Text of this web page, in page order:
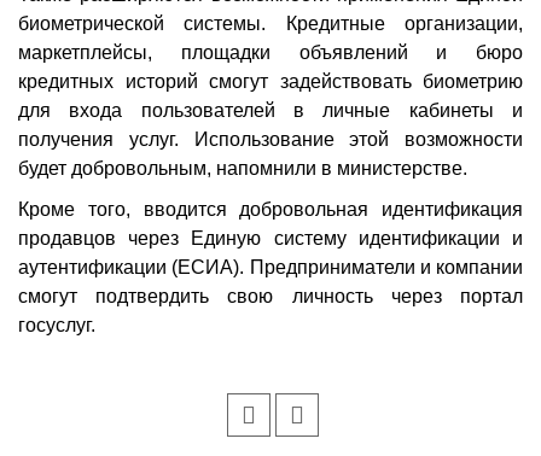
биометрической системы. Кредитные организации,
маркетплейсы, площадки объявлений и бюро
кредитных историй смогут задействовать биометрию
для входа пользователей в личные кабинеты и
получения услуг. Использование этой возможности
будет добровольным, напомнили в министерстве.
Кроме того, вводится добровольная идентификация
продавцов через Единую систему идентификации и
аутентификации (ЕСИА). Предприниматели и компании
смогут подтвердить свою личность через портал
госуслуг.